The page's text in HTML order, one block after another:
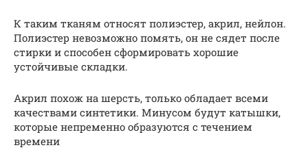
К таким тканям относят полиэстер, акрил, нейлон.
Полиэстер невозможно помять, он не сядет после
стирки и способен сформировать хорошие
устойчивые складки.
Акрил похож на шерсть, только обладает всеми
качествами синтетики. Минусом будут катышки,
которые непременно образуются с течением
времени